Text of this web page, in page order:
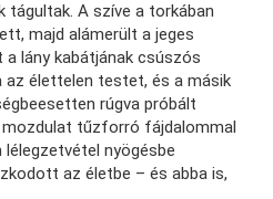
tágultak. A szíve a torkában
majd alámerült a jeges
lány kabátjának csúszós
az élettelen testet, és a másik
rúgva próbált
mozdulat tűzforró fájdalommal
nyögésbe
az életbe – és abba is,